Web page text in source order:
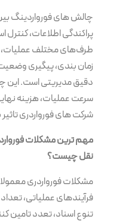
چالش های فورواردینگ
پراکندگی اطلاعات،
طرف‌های مختلف عملیات،
زمان بندی، پیگیری
دقیق مدیریتی است. این
سرعت عملیات، هزینه
شرکت های فورواردری تاثیر
مهم ترین مشکلات
نقل چیست؟
مشکلات فورواردری
فرآیندهای عملیاتی،
تنوع اسناد، تعدد تامین